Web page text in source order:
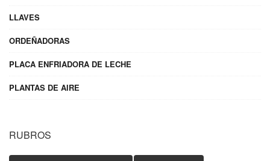
LLAVES
ORDEÑADORAS
PLACA ENFRIADORA DE LECHE
PLANTAS DE AIRE
RUBROS